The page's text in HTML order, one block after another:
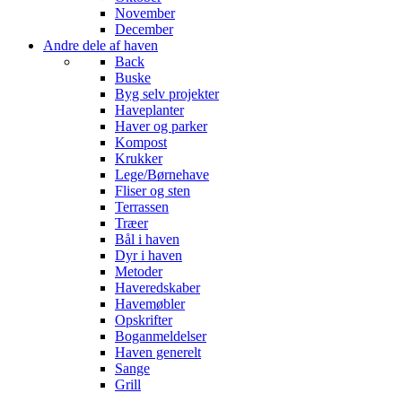
November
December
Andre dele af haven
Back
Buske
Byg selv projekter
Haveplanter
Haver og parker
Kompost
Krukker
Lege/Børnehave
Fliser og sten
Terrassen
Træer
Bål i haven
Dyr i haven
Metoder
Haveredskaber
Havemøbler
Opskrifter
Boganmeldelser
Haven generelt
Sange
Grill